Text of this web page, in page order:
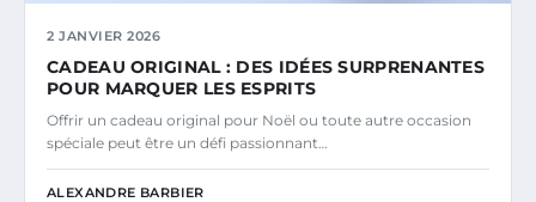
2 JANVIER 2026
CADEAU ORIGINAL : DES IDÉES SURPRENANTES
POUR MARQUER LES ESPRITS
Offrir un cadeau original pour Noël ou toute autre occasion
spéciale peut être un défi passionnant…
ALEXANDRE BARBIER